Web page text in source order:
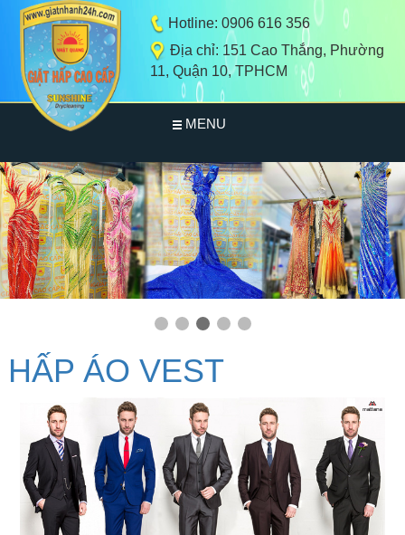
Hotline: 0906 616 356
Địa chỉ: 151 Cao Thắng, Phường
11, Quận 10, TPHCM
MENU
TRANG CHỦ
GIỚI THIỆU
DỊCH VỤ
GIẶT HẤP ĐẦM
HẤP ÁO DA, ÁO KHOÁC
HẤP ÁO CƯỚI
ĐỐI TÁC
TIN TỨC
LIÊN HỆ
HẤP ÁO VEST